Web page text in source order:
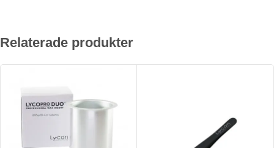
Relaterade produkter